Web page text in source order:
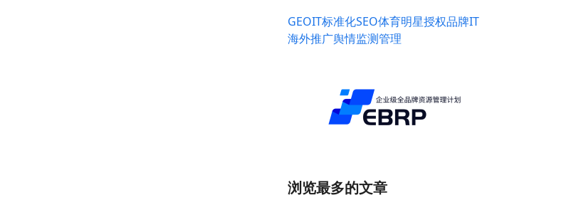
GEOIT标准化SEO体育明星授权品牌IT
海外推广舆情监测管理
浏览最多的文章